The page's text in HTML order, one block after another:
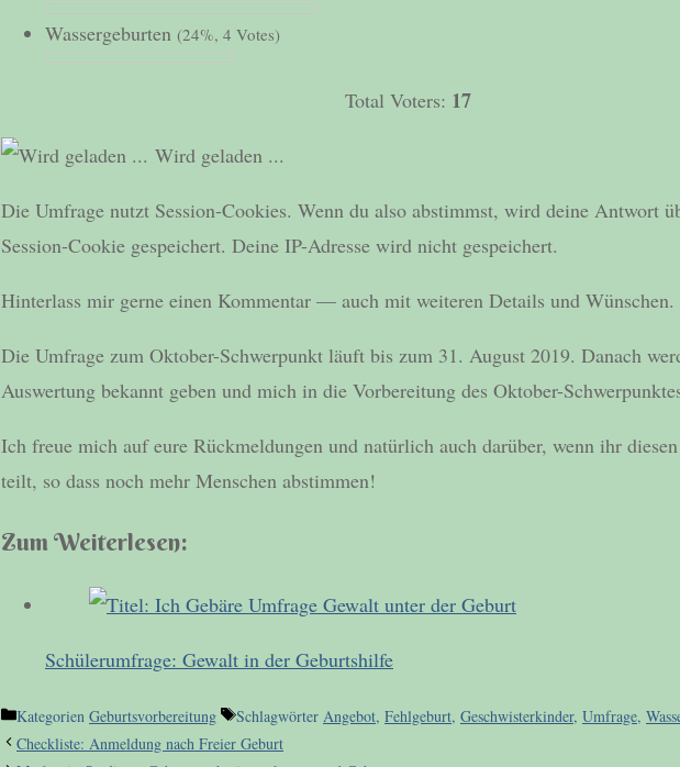
Wassergeburten (24%, 4 Votes)
Total Voters: 17
Wird geladen ...
Die Umfrage nutzt Session-Cookies. Wenn du also abstimmst, wird deine Antwort
Session-Cookie gespeichert. Deine IP-Adresse wird nicht gespeichert.
Hinterlass mir gerne einen Kommentar — auch mit weiteren Details und Wünschen.
Die Umfrage zum Oktober-Schwerpunkt läuft bis zum 31. August 2019. Danach
Auswertung bekannt geben und mich in die Vorbereitung des Oktober-
Ich freue mich auf eure Rückmeldungen und natürlich auch darüber, wenn ihr
teilt, so dass noch mehr Menschen abstimmen!
Zum Weiterlesen:
Schülerumfrage: Gewalt in der Geburtshilfe
Kategorien Geburtsvorbereitung Schlagwörter Angebot, Fehlgeburt, Geschwisterkinder, Umfrage,
Checkliste: Anmeldung nach Freier Geburt